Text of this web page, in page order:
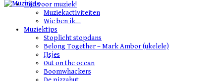
Skip
Tijd voor muziek!
Muziekactiviteiten
Wie ben ik…
Muziektips
Stoplicht stopdans
Belong Together – Mark Ambor (ukelele)
IJsjes
Out on the ocean
Boomwhackers